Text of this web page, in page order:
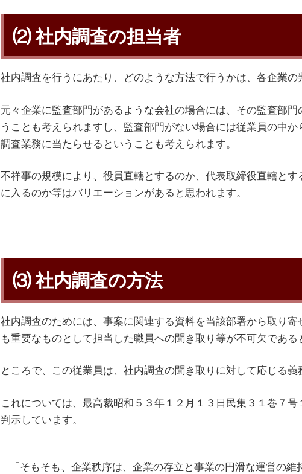
⑵ 社内調査の担当者
社内調査を行うにあたり、どのような方法で行うかは、各企業の
元々企業に監査部門があるような会社の場合には、その監査部
うことも考えられますし、監査部門がない場合には従業員の中
調査業務に当たらせるということも考えられます。
不祥事の規模により、役員直轄とするのか、代表取締役直轄と
に入るのか等はバリエーションがあると思われます。
⑶ 社内調査の方法
社内調査のためには、事案に関連する資料を当該部署から取り
も重要なものとして担当した職員への聞き取り等が不可欠である
ところで、この従業員は、社内調査の聞き取りに対して応じる義
これについては、最高裁昭和５３年１２月１３日民集３１巻７
判示しています。
「そもそも、企業秩序は、企業の存立と事業の円滑な運営の